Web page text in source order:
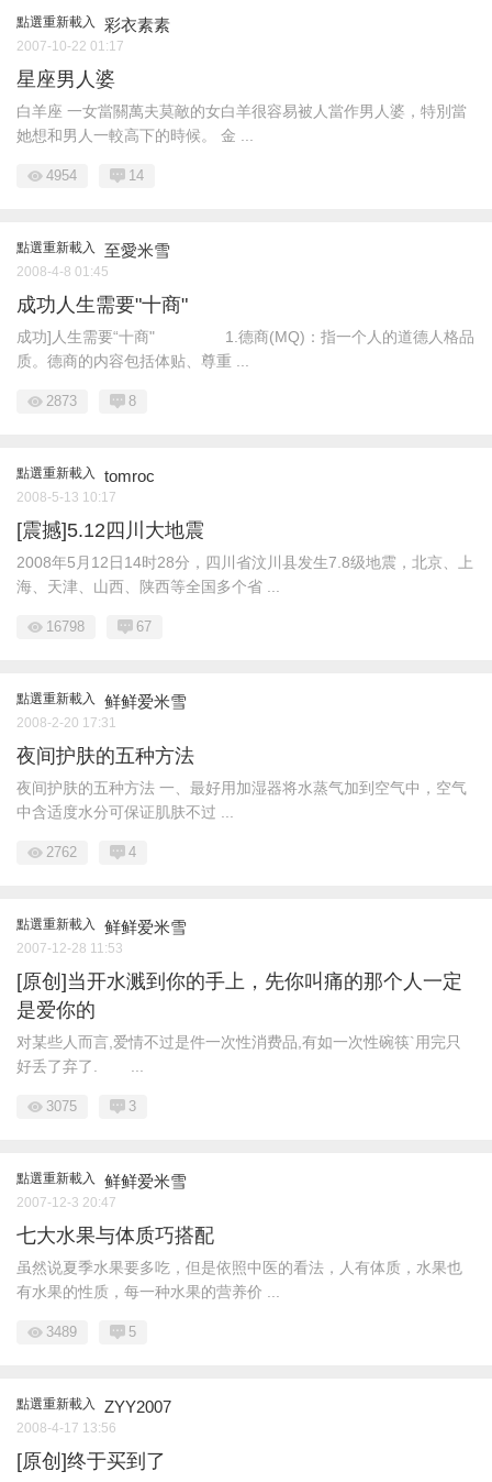
點選重新載入 彩衣素素
2007-10-22 01:17
星座男人婆
白羊座 一女當關萬夫莫敵的女白羊很容易被人當作男人婆，特別當
她想和男人一較高下的時候。 金 ...
4954 14
點選重新載入 至愛米雪
2008-4-8 01:45
成功人生需要"十商"
成功]人生需要“十商" 1.德商(MQ)：指一个人的道德人格品
质。德商的内容包括体贴、尊重 ...
2873 8
點選重新載入 tomroc
2008-5-13 10:17
[震撼]5.12四川大地震
2008年5月12日14时28分，四川省汶川县发生7.8级地震，北京、上
海、天津、山西、陕西等全国多个省 ...
16798 67
點選重新載入 鲜鲜爱米雪
2008-2-20 17:31
夜间护肤的五种方法
夜间护肤的五种方法 一、最好用加湿器将水蒸气加到空气中，空气
中含适度水分可保证肌肤不过 ...
2762 4
點選重新載入 鲜鲜爱米雪
2007-12-28 11:53
[原创]当开水溅到你的手上，先你叫痛的那个人一定
是爱你的
对某些人而言,爱情不过是件一次性消费品,有如一次性碗筷`用完只
好丢了弃了. ...
3075 3
點選重新載入 鲜鲜爱米雪
2007-12-3 20:47
七大水果与体质巧搭配
虽然说夏季水果要多吃，但是依照中医的看法，人有体质，水果也
有水果的性质，每一种水果的营养价 ...
3489 5
點選重新載入 ZYY2007
2008-4-17 13:56
[原创]终于买到了